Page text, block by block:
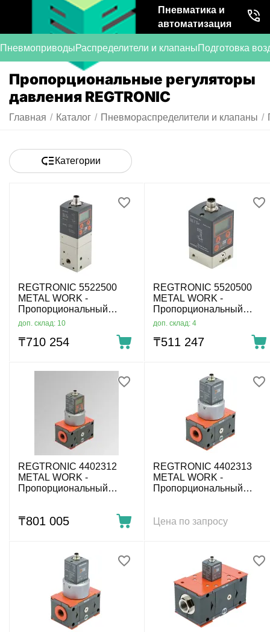
Пневматика и
автоматизация
ПневмоприводыРаспределители и клапаныПодготовка
Пропорциональные регуляторы
давления REGTRONIC
Главная / Каталог / Пневмораспределители и клапаны /
Категории
REGTRONIC 5522500
METAL WORK -
Пропорциональный
регулятор давления,
10 В, дисплей
доп. склад: 10
₸710 254
REGTRONIC 5520500
METAL WORK -
Пропорциональный
регулятор давления,
10 В, дисплей
доп. склад: 4
₸511 247
REGTRONIC 4402312
METAL WORK -
Пропорциональный
дисплей
₸801 005
REGTRONIC 4402313
METAL WORK -
Пропорциональный
без дисплея
Цена по запросу